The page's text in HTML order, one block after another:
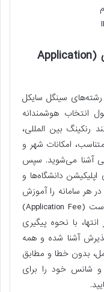
نحوه اپلای دانشگاه‌های پزشکی (Application
سینگل سایکل
انتخاب هوشمندانه
رنکینگ بین المللی،
امکانات شهر و
آشنا می‌شوید. سپس
اپلیکیشن دانشگاه‌ها و
هر سامانه را آموزش
می‌بینید. فرایند پرداخت امن هزینه درخواست (Application Fee)
با نحوه پیگیری
آشنا شده و همه
بدون خطا و مطابق
و شانس خود را برای